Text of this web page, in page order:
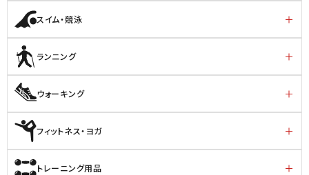
スイム・競泳
ランニング
ウォーキング
フィットネス・ヨガ
トレーニング用品